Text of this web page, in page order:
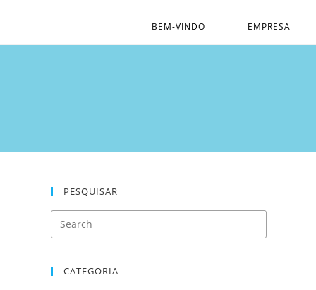
BEM-VINDO EMPRESA
PESQUISAR
CATEGORIA